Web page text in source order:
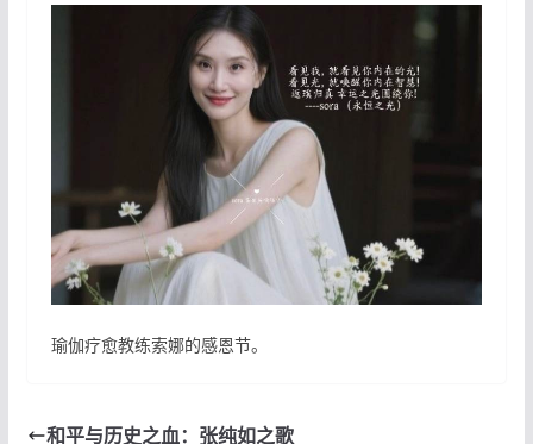
瑜伽疗愈教练索娜的感恩节。
和平与历史之血：张纯如之歌